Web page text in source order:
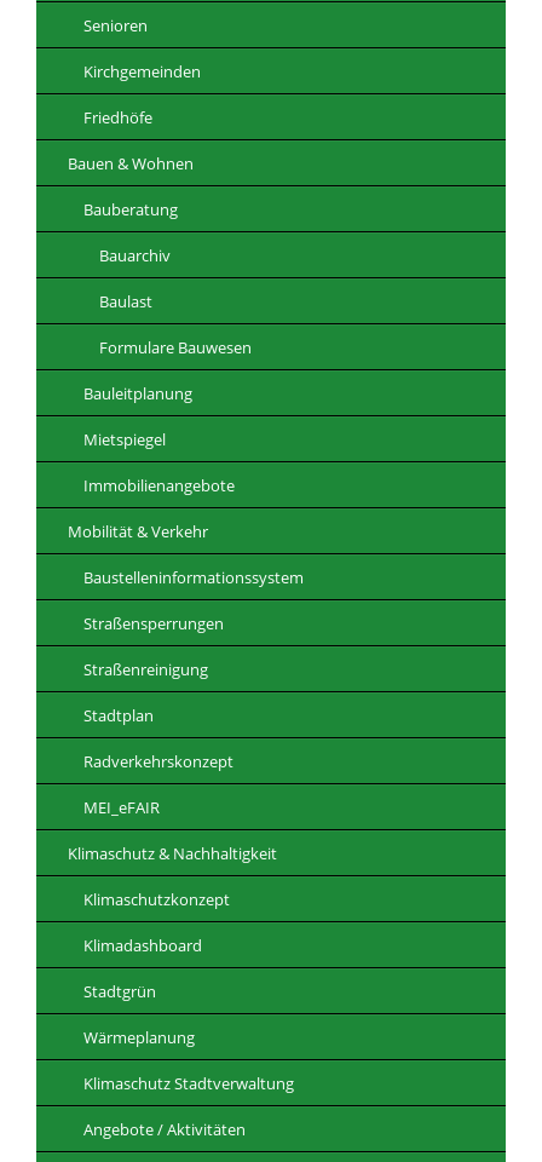
Senioren
Kirchgemeinden
Friedhöfe
Bauen & Wohnen
Bauberatung
Bauarchiv
Baulast
Formulare Bauwesen
Bauleitplanung
Mietspiegel
Immobilienangebote
Mobilität & Verkehr
Baustelleninformationssystem
Straßensperrungen
Straßenreinigung
Stadtplan
Radverkehrskonzept
MEI_eFAIR
Klimaschutz & Nachhaltigkeit
Klimaschutzkonzept
Klimadashboard
Stadtgrün
Wärmeplanung
Klimaschutz Stadtverwaltung
Angebote / Aktivitäten